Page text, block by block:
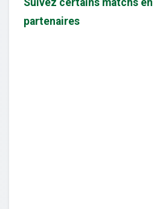
partenaires